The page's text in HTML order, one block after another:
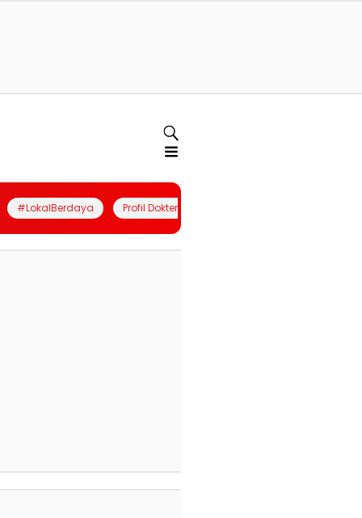
#LokalBerdaya Profil Dokter